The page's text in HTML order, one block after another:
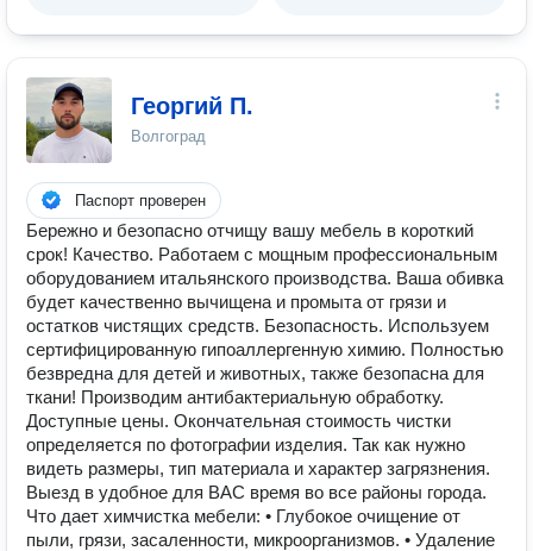
Георгий П.
Волгоград
Паспорт проверен
Бережно и безопасно отчищу вашу мебель в короткий
срок! Качество. Работаем с мощным профессиональным
оборудованием итальянского производства. Ваша обивка
будет качественно вычищена и промыта от грязи и
остатков чистящих средств. Безопасность. Используем
сертифицированную гипоаллергенную химию. Полностью
безвредна для детей и животных, также безопасна для
ткани! Производим антибактериальную обработку.
Доступные цены. Окончательная стоимость чистки
определяется по фотографии изделия. Так как нужно
видеть размеры, тип материала и характер загрязнения.
Выезд в удобное для ВАС время во все районы города.
Что дает химчистка мебели: • Глубокое очищение от
пыли, грязи, засаленности, микроорганизмов. • Удаление